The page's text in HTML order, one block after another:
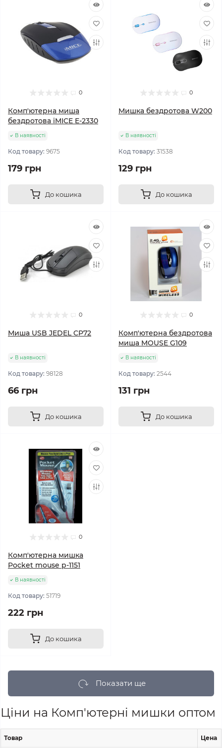
0
Комп'ютерна миша
бездротова iMICE E-2330
В наявності
Код товару: 9675
179 грн
До кошика
0
Мишка бездротова W200
В наявності
Код товару: 31538
129 грн
До кошика
0
Миша USB JEDEL CP72
В наявності
Код товару: 98128
66 грн
До кошика
0
Комп'ютерна бездротова
миша MOUSE G109
В наявності
Код товару: 2544
131 грн
До кошика
0
Комп'ютерна мишка
Pocket mouse p-1151
В наявності
Код товару: 51719
222 грн
До кошика
Показати ще
Ціни на Комп'ютерні мишки оптом
Товар Цена